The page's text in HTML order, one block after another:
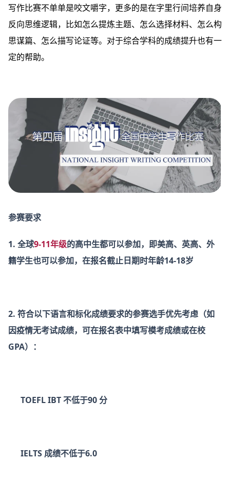
写作比赛不单单是咬文嚼字， 更多的是在字里行间培养自身
反向思维逻辑， 比如怎么提炼主题、怎么选择材料、怎么构
思谋篇、怎么描写论证等。对于综合学科的成绩提升也有一
定的帮助。
参赛要求
1. 全球9-11年级的高中生都可以参加，即美高、英高、外
籍学生也可以参加，在报名截止日期时年龄14-18岁
2. 符合以下语言和标化成绩要求的参赛选手优先考虑（如
因疫情无考试成绩，可在报名表中填写模考成绩或在校
GPA）：
TOEFL IBT 不低于90 分
IELTS 成绩不低于6.0